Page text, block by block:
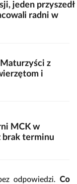
jeden przyszedł
radni w
z
i
MCK w
brak terminu
odpowiedzi. Co